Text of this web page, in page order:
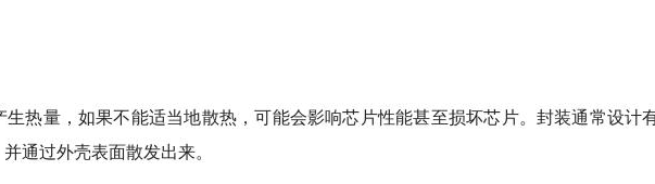
热量，如果不能适当地散热，可能会影响芯片性能甚至损坏芯片。封装通常设计
通过外壳表面散发出来。